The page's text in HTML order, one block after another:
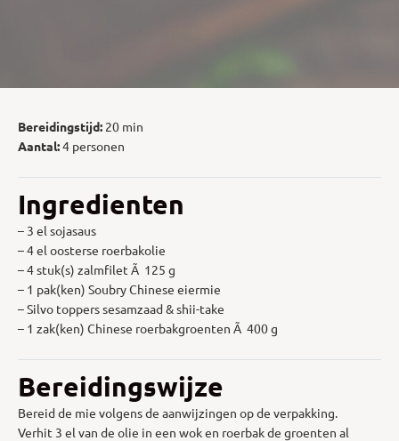
Bereidingstijd: 20 min
Aantal:4 personen
Ingredienten
– 3 el sojasaus
– 4 el oosterse roerbakolie
– 4 stuk(s) zalmfilet Ã 125 g
– 1 pak(ken) Soubry Chinese eiermie
– Silvo toppers sesamzaad & shii-take
– 1 zak(ken) Chinese roerbakgroenten Ã 400 g
Bereidingswijze
Bereid de mie volgens de aanwijzingen op de verpakking.
Verhit 3 el van de olie in een wok en roerbak de groenten al